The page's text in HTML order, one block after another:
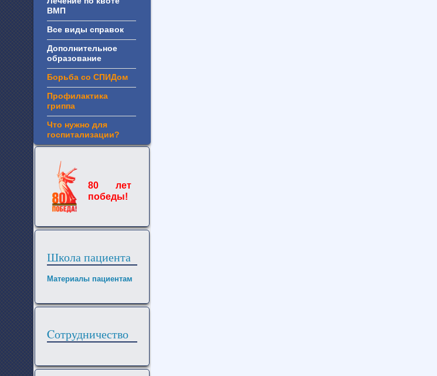
ВМП
Все виды справок
Дополнительное
образование
Борьба со СПИДом
Профилактика
гриппа
Что нужно для
госпитализации?
80 лет
победы!
Школа пациента
Материалы пациентам
Cотрудничество